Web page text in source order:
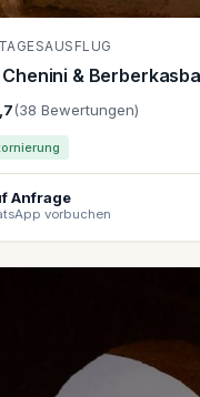
&
(38 Bewertungen)
Anfrage
vorbuchen